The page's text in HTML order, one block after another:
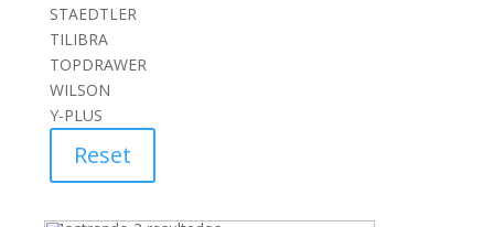
STAEDTLER
TILIBRA
TOPDRAWER
WILSON
Y-PLUS
Reset